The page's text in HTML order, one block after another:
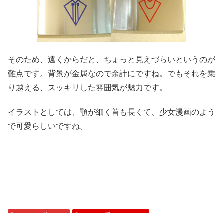
そのため、遠くからだと、ちょっと見えづらいというのが
難点です。背景が金属なので余計にですね。でもそれを乗
り越える、スッキリした雰囲気が魅力です。
イラストとしては、顎が細く首も長くて、少女漫画のよう
で可愛らしいですね。